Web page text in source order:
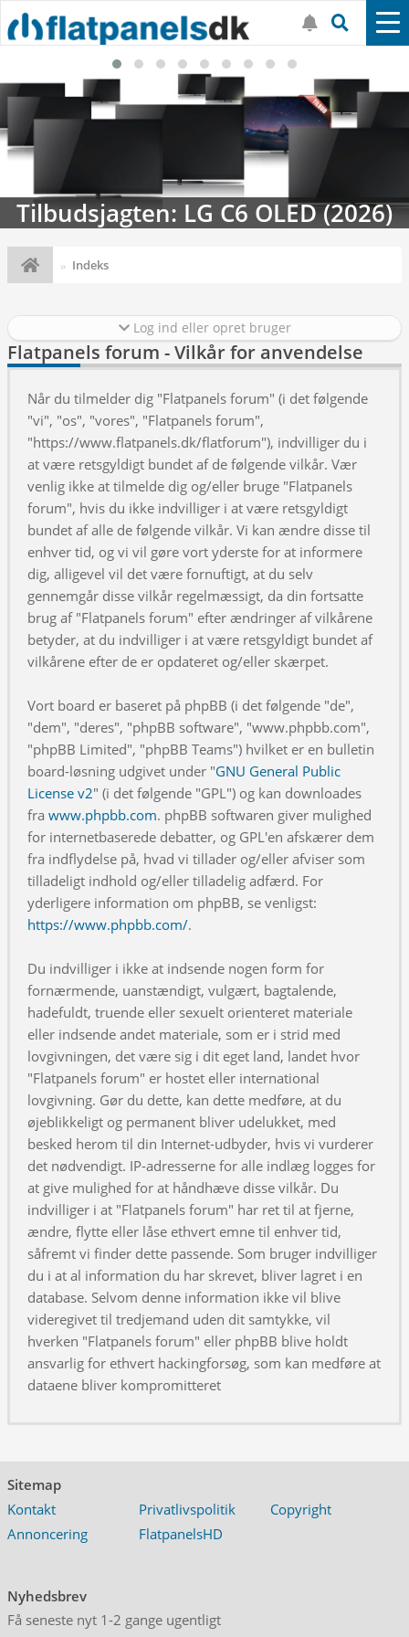
Tilbudsjagten: LG C6 OLED (2026)
Indeks
Log ind eller opret bruger
Flatpanels forum - Vilkår for anvendelse
Når du tilmelder dig "Flatpanels forum" (i det følgende
"vi", "os", "vores", "Flatpanels forum",
"https://www.flatpanels.dk/flatforum"), indvilliger du i
at være retsgyldigt bundet af de følgende vilkår. Vær
venlig ikke at tilmelde dig og/eller bruge "Flatpanels
forum", hvis du ikke indvilliger i at være retsgyldigt
bundet af alle de følgende vilkår. Vi kan ændre disse til
enhver tid, og vi vil gøre vort yderste for at informere
dig, alligevel vil det være fornuftigt, at du selv
gennemgår disse vilkår regelmæssigt, da din fortsatte
brug af "Flatpanels forum" efter ændringer af vilkårene
betyder, at du indvilliger i at være retsgyldigt bundet af
vilkårene efter de er opdateret og/eller skærpet.
Vort board er baseret på phpBB (i det følgende "de",
"dem", "deres", "phpBB software", "www.phpbb.com",
"phpBB Limited", "phpBB Teams") hvilket er en bulletin
board-løsning udgivet under "GNU General Public
License v2" (i det følgende "GPL") og kan downloades
fra www.phpbb.com. phpBB softwaren giver mulighed
for internetbaserede debatter, og GPL'en afskærer dem
fra indflydelse på, hvad vi tillader og/eller afviser som
tilladeligt indhold og/eller tilladelig adfærd. For
yderligere information om phpBB, se venligst:
https://www.phpbb.com/.
Du indvilliger i ikke at indsende nogen form for
fornærmende, uanstændigt, vulgært, bagtalende,
hadefuldt, truende eller sexuelt orienteret materiale
eller indsende andet materiale, som er i strid med
lovgivningen, det være sig i dit eget land, landet hvor
"Flatpanels forum" er hostet eller international
lovgivning. Gør du dette, kan dette medføre, at du
øjeblikkeligt og permanent bliver udelukket, med
besked herom til din Internet-udbyder, hvis vi vurderer
det nødvendigt. IP-adresserne for alle indlæg logges for
at give mulighed for at håndhæve disse vilkår. Du
indvilliger i at "Flatpanels forum" har ret til at fjerne,
ændre, flytte eller låse ethvert emne til enhver tid,
såfremt vi finder dette passende. Som bruger indvilliger
du i at al information du har skrevet, bliver lagret i en
database. Selvom denne information ikke vil blive
videregivet til tredjemand uden dit samtykke, vil
hverken "Flatpanels forum" eller phpBB blive holdt
ansvarlig for ethvert hackingforsøg, som kan medføre at
dataene bliver kompromitteret
Sitemap
Kontakt
Privatlivspolitik
Copyright
Annoncering
FlatpanelsHD
Nyhedsbrev
Få seneste nyt 1-2 gange ugentligt